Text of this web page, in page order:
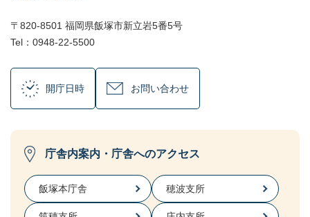
〒820-8501 福岡県飯塚市新立岩5番5号
Tel：0948-22-5500
開庁日時 お問い合わせ
庁舎内案内・庁舎へのアクセス
飯塚本庁舎 穂波支所